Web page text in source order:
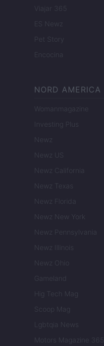
Viajar 365
ES Newz
Pet Story
Encocina
NORD AMERICA
Womanmagazine
Investing Plus
Newz
Newz US
Newz California
Newz Texas
Newz Florida
Newz New York
Newz Pennsylvania
Newz Illinois
Newz Ohio
Gameland
Hig Tech Mag
Scoop Mag
Lgbtqia News
Motors Magazine 365